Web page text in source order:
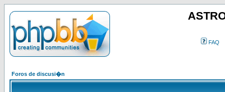
FAQ
Foros de discusi�n